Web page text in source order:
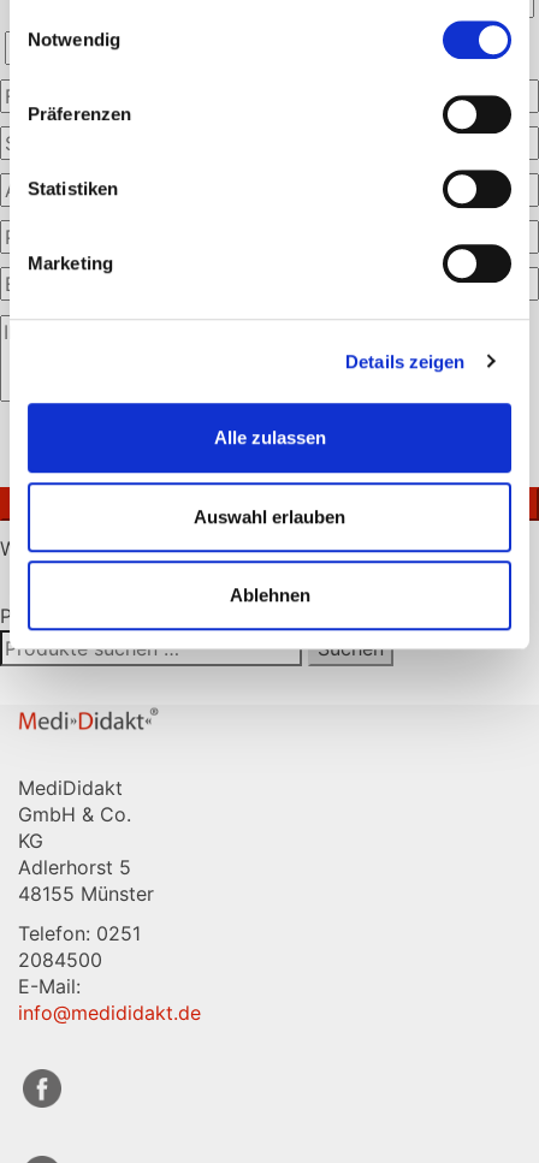
Notwendig
Präferenzen
Statistiken
Marketing
Details zeigen
Alle zulassen
Auswahl erlauben
Ablehnen
dieses
leer.
Datenschutzerklärung
Warenkorb
Produktsuche
Suchen
nach:
Suchen
MediDidakt
GmbH & Co.
KG
Adlerhorst 5
48155 Münster
Telefon: 0251
2084500
E-Mail:
info@medididakt.de